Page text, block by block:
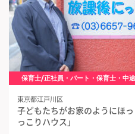
保育士/正社員・パート・保育士・中
東京都江戸川区
子どもたちがお家のようにほ
っこりハウス」